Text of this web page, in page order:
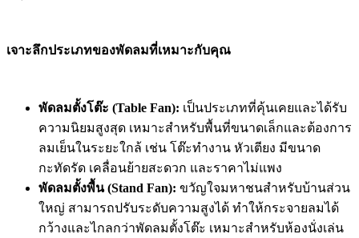
เจาะลึกประเภทของพัดลมที่เหมาะกับคุณ
พัดลมตั้งโต๊ะ (Table Fan): เป็นประเภทที่คุ้นเคยและได้รับ
ความนิยมสูงสุด เหมาะสำหรับพื้นที่ขนาดเล็กและต้องการ
ลมเย็นในระยะใกล้ เช่น โต๊ะทำงาน หัวเตียง มีขนาด
กะทัดรัด เคลื่อนย้ายสะดวก และราคาไม่แพง
พัดลมตั้งพื้น (Stand Fan): ขวัญใจมหาชนสำหรับบ้านส่วน
ใหญ่ สามารถปรับระดับความสูงได้ ทำให้กระจายลมได้
กว้างและไกลกว่าพัดลมตั้งโต๊ะ เหมาะสำหรับห้องนั่งเล่น